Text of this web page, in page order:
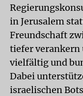
in Jerusalem
Freundschaft
tiefer verankern
vielfältig und
Dabei
israelischen